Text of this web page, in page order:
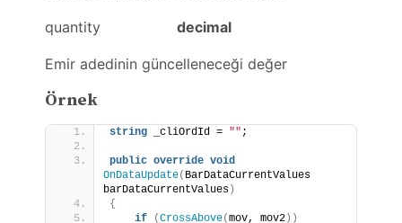
quantitydecimal
Emir adedinin güncelleneceği değer
Örnek
string _cliOrdId = "" ;
public override void
OnDataUpdate( BarDataCurrentValues
barDataCurrentValues )
{
if
(CrossAbove(mov, mov2 ))